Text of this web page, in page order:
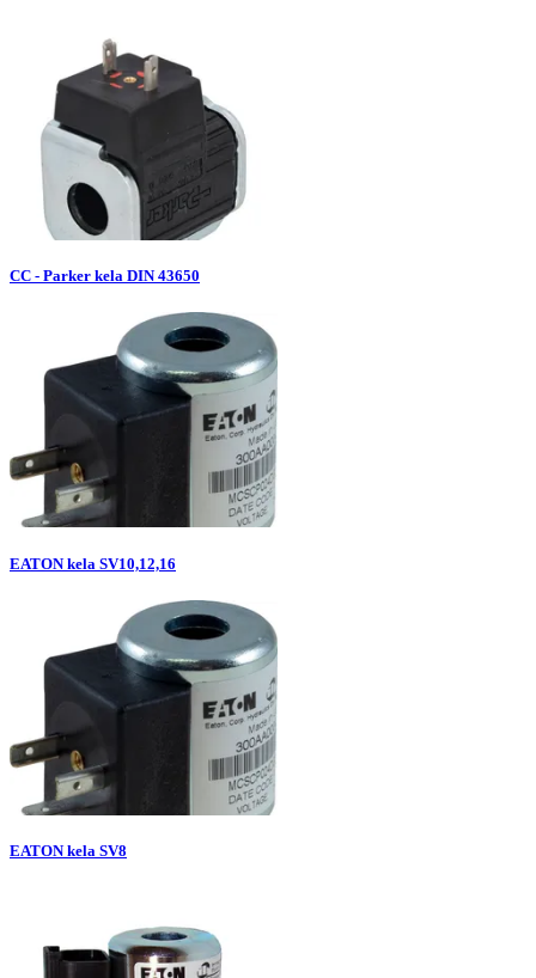
CC - Parker kela DIN 43650
EATON kela SV10,12,16
EATON kela SV8